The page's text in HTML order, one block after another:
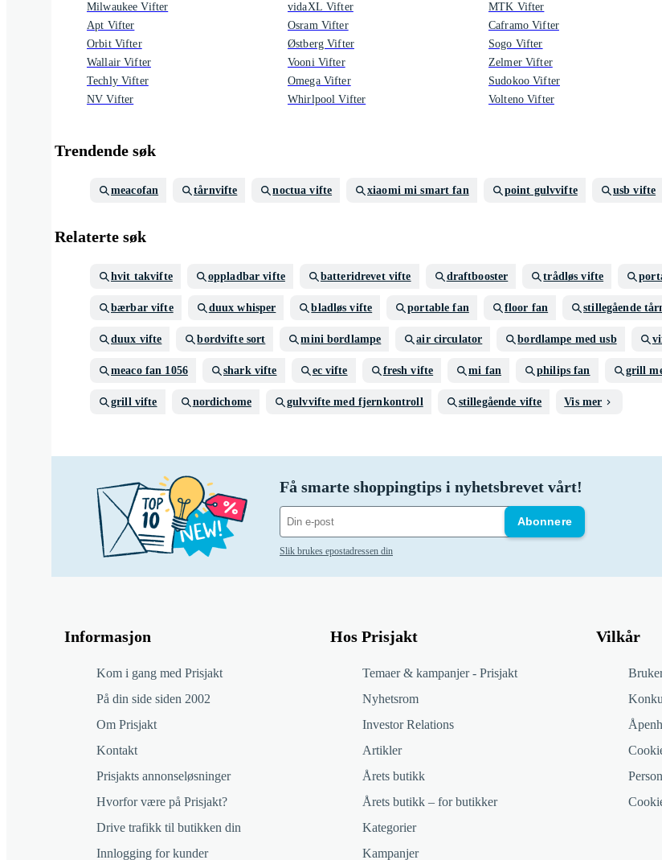
Milwaukee Vifter
Apt Vifter
Orbit Vifter
Wallair Vifter
Techly Vifter
NV Vifter
vidaXL Vifter
Osram Vifter
Østberg Vifter
Vooni Vifter
Omega Vifter
Whirlpool Vifter
MTK Vifter
Caframo Vifter
Sogo Vifter
Zelmer Vifter
Sudokoo Vifter
Volteno Vifter
Trendende søk
meacofan tårnvifte noctua vifte xiaomi mi smart fan point gulvvifte usb vifte
Relaterte søk
hvit takvifte oppladbar vifte batteridrevet vifte draftbooster trådløs vifte
bærbar vifte duux whisper bladløs vifte portable fan floor fan stillegående
duux vifte bordvifte sort mini bordlampe air circulator bordlampe med usb
meaco fan 1056 shark vifte ec vifte fresh vifte mi fan philips fan grill
grill vifte nordichome gulvvifte med fjernkontroll stillegående vifte Vis mer
Få smarte shoppingtips i nyhetsbrevet vårt!
Abonnere
Slik brukes epostadressen din
Informasjon
Kom i gang med Prisjakt
På din side siden 2002
Om Prisjakt
Kontakt
Prisjakts annonseløsninger
Hvorfor være på Prisjakt?
Drive trafikk til butikken din
Innlogging for kunder
Hos Prisjakt
Temaer & kampanjer - Prisjakt
Nyhetsrom
Investor Relations
Artikler
Årets butikk
Årets butikk – for butikker
Kategorier
Kampanjer
Vilkår